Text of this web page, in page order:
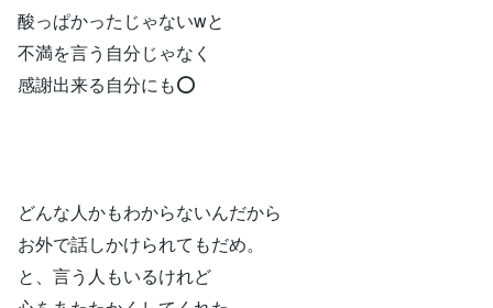
酸っぱかったじゃないwと
不満を言う自分じゃなく
感謝出来る自分にも⭕️
どんな人かもわからないんだから
お外で話しかけられてもだめ。
と、言う人もいるけれど